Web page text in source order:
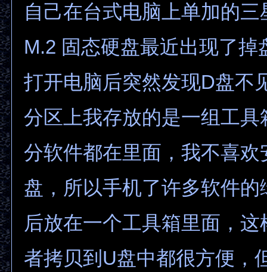
自己在台式电脑上单加的三
M.2 固态硬盘最近出现了掉
打开电脑后突然发现D盘不
分区上我存放的是一组工具
分软件都在里面，我不喜欢
盘，所以手机了许多软件的
后放在一个工具箱里面，
者拷贝到U盘中都很方便，